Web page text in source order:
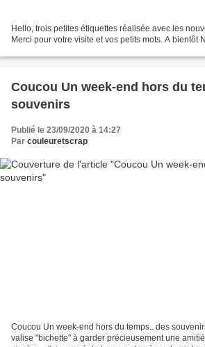
Hello, trois petites étiquettes réalisée avec les
Merci pour votre visite et vos petits mots. A bientôt
Coucou Un week-end hors du
souvenirs
Publié le 23/09/2020 à 14:27
Par couleuretscrap
Coucou Un week-end hors du temps.. des
valise "bichette" à garder précieusement une